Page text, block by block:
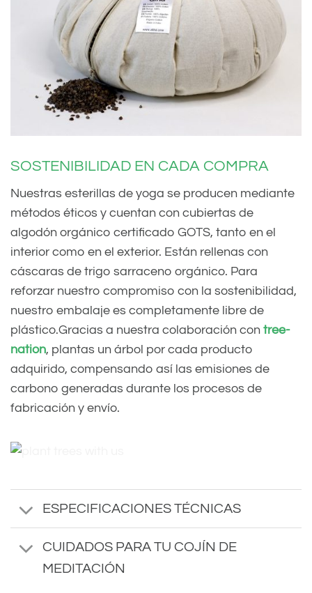
SOSTENIBILIDAD EN CADA COMPRA
Nuestras esterillas de yoga se producen mediante
métodos éticos y cuentan con cubiertas de
algodón orgánico certificado GOTS, tanto en el
interior como en el exterior. Están rellenas con
cáscaras de trigo sarraceno orgánico. Para
reforzar nuestro compromiso con la sostenibilidad,
nuestro embalaje es completamente libre de
plástico.Gracias a nuestra colaboración con tree-
nation, plantas un árbol por cada producto
adquirido, compensando así las emisiones de
carbono generadas durante los procesos de
fabricación y envío.
ESPECIFICACIONES TÉCNICAS
CUIDADOS PARA TU COJÍN DE
MEDITACIÓN